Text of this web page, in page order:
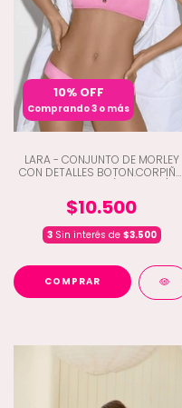
10% OFF
Comprando 3 o más
LARA - CONJUNTO DE MORLEY
CON DETALLES BOTON.CORPIÑO
$10.500
3Sin interés de $3.500
COMPRAR